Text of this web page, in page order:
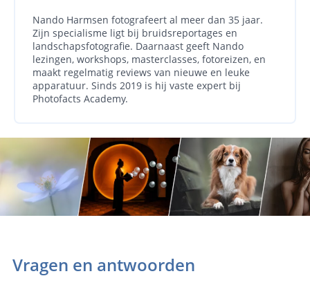
Nando Harmsen fotografeert al meer dan 35 jaar.
Zijn specialisme ligt bij bruidsreportages en
landschapsfotografie. Daarnaast geeft Nando
lezingen, workshops, masterclasses, fotoreizen, en
maakt regelmatig reviews van nieuwe en leuke
apparatuur. Sinds 2019 is hij vaste expert bij
Photofacts Academy.
Vragen en antwoorden